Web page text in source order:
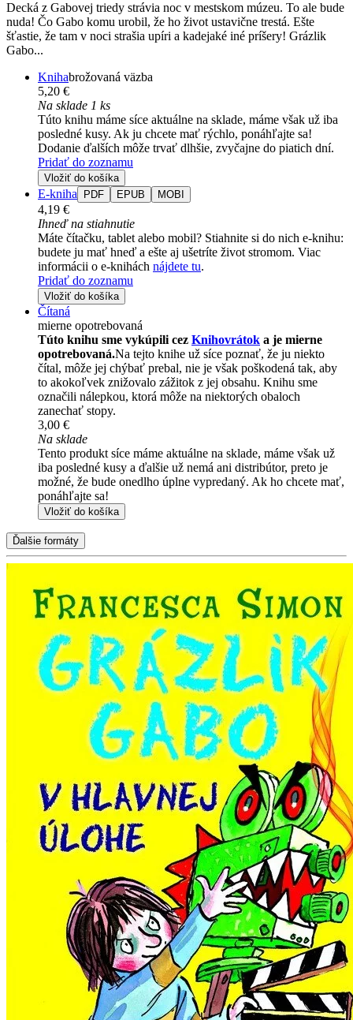
Decká z Gabovej triedy strávia noc v mestskom múzeu. To ale bude
nuda! Čo Gabo komu urobil, že ho život ustavične trestá. Ešte
šťastie, že tam v noci strašia upíri a kadejaké iné príšery! Grázlik
Gabo...
Knihabrožovaná väzba
5,20 €
Na sklade 1 ks
Túto knihu máme síce aktuálne na sklade, máme však už iba
posledné kusy. Ak ju chcete mať rýchlo, ponáhľajte sa!
Dodanie ďalších môže trvať dlhšie, zvyčajne do piatich dní.
Pridať do zoznamu
Vložiť do košíka
E-kniha PDF EPUB MOBI
4,19 €
Ihneď na stiahnutie
Máte čítačku, tablet alebo mobil? Stiahnite si do nich e-knihu:
budete ju mať hneď a ešte aj ušetríte život stromom. Viac
informácii o e-knihách nájdete tu.
Pridať do zoznamu
Vložiť do košíka
Čítaná
mierne opotrebovaná
Túto knihu sme vykúpili cez Knihovrátok a je mierne
opotrebovaná.Na tejto knihe už síce poznať, že ju niekto
čítal, môže jej chýbať prebal, nie je však poškodená tak, aby
to akokoľvek znižovalo zážitok z jej obsahu. Knihu sme
označili nálepkou, ktorá môže na niektorých obaloch
zanechať stopy.
3,00 €
Na sklade
Tento produkt síce máme aktuálne na sklade, máme však už
iba posledné kusy a ďalšie už nemá ani distribútor, preto je
možné, že bude onedlho úplne vypredaný. Ak ho chcete mať,
ponáhľajte sa!
Vložiť do košíka
Ďalšie formáty